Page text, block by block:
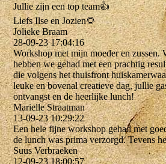
Jullie zijn een top team👍
Liefs Ilse en Jozien🌻
Jolieke Braam
28-09-23 17:04:16
Workshop met mijn moeder en zussen.
hebben we gehad met een prachtig
die volgens het thuisfront
leuke en bovenal creatieve dag, jullie
ontvangst en de heerlijke lunch!
Marielle Straatman
13-09-23 10:29:22
Een hele fijne workshop gehad met
de lunch was prima verzorgd. Tevens
Suus Verbraeken
12-09-23 18:00:57